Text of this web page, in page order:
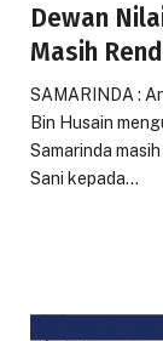
Dewan
Masih
SAMARINDA :
Bin Husain
Samarinda
Sani kepada…